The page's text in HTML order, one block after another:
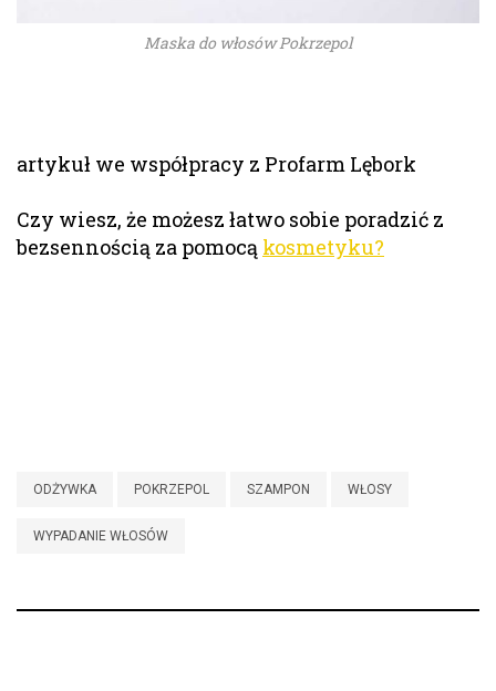
Maska do włosów Pokrzepol
artykuł we współpracy z Profarm Lębork
Czy wiesz, że możesz łatwo sobie poradzić z
bezsennością za pomocą kosmetyku?
ODŻYWKA POKRZEPOL SZAMPON WŁOSY
WYPADANIE WŁOSÓW